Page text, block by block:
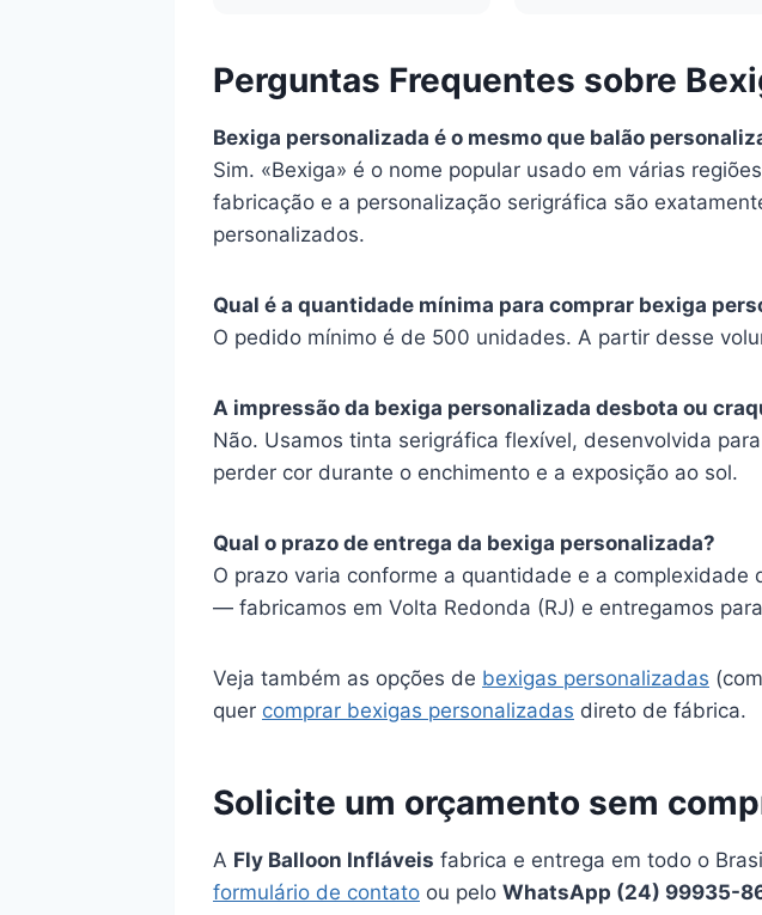
Perguntas Frequentes sobre
Bexiga personalizada é o mesmo que balão
Sim. «Bexiga» é o nome popular usado em várias
fabricação e a personalização serigráfica são
personalizados.
Qual é a quantidade mínima para comprar bexiga
O pedido mínimo é de 500 unidades. A partir desse
A impressão da bexiga personalizada desbota ou
Não. Usamos tinta serigráfica flexível, desenvolvida
perder cor durante o enchimento e a exposição ao sol.
Qual o prazo de entrega da bexiga personalizada?
O prazo varia conforme a quantidade e a
— fabricamos em Volta Redonda (RJ) e entregamos
Veja também as opções de bexigas personalizadas
quer comprar bexigas personalizadas direto de fábrica.
Solicite um orçamento sem
A Fly Balloon Infláveis fabrica e entrega em todo o
formulário de contato ou pelo WhatsApp (24) 99935-